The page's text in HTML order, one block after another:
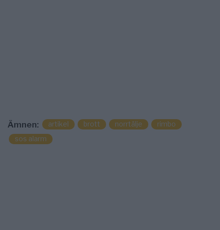
Ämnen: artikel brott norrtälje
rimbo
sos alarm